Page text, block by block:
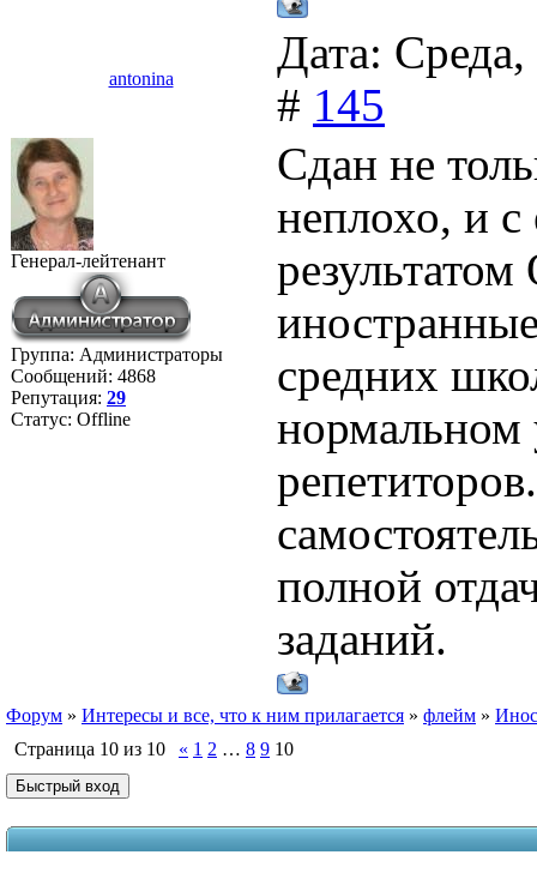
antonina
Дата:
# 145
Генерал-лейтенант
Группа: Администраторы
Сообщений: 4868
Репутация: 29
Статус: Offline
Сдан не
неплохо, и
средних
нормальном
полной
заданий.
Форум » Интересы и все, что к ним прилагается » флейм »
Страница 10 из 10 « 1 2 … 8 9 10